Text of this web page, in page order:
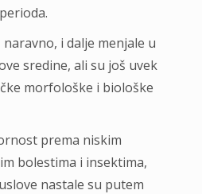
i dalje menjale u
sredine, ali su još uvek
morfološke i biološke
prema niskim
bolestima i insektima,
nastale su putem